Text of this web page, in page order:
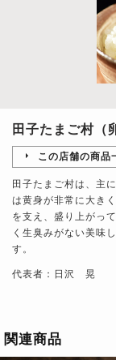
田子たまご村（
この店舗の商品
田子たまご村は、主
は黄身が非常に大き
を支え、盛り上がっ
く生臭みがない美味
す。
代表者：日沢 晃
関連商品